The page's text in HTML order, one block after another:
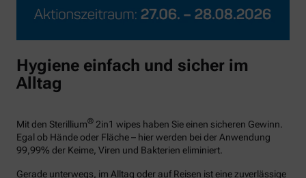
Hygiene einfach und sicher im
Alltag
Mit den Sterillium® 2in1 wipes haben Sie einen sicheren Gewinn.
Egal ob Hände oder Fläche – hier werden bei der Anwendung
99,99% der Keime, Viren und Bakterien eliminiert.
Gerade unterwegs, im Alltag oder auf Reisen ist eine zuverlässige